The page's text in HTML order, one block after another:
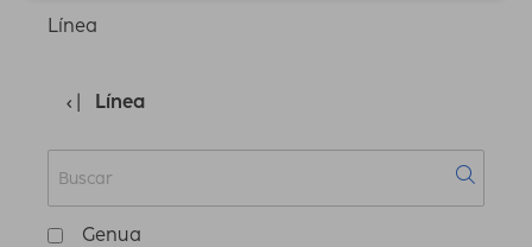
Línea
Línea
Genua